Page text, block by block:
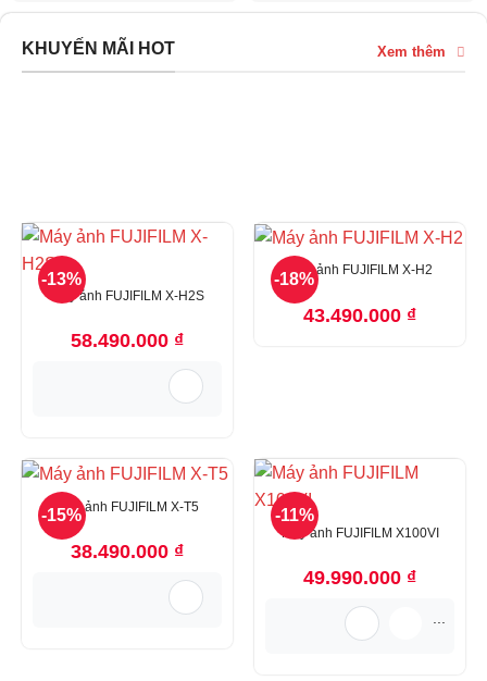
KHUYẾN MÃI HOT Xem thêm
-13%
Máy ảnh FUJIFILM X-H2S
58.490.000 ₫
-18%
Máy ảnh FUJIFILM X-H2
43.490.000 ₫
-15%
Máy ảnh FUJIFILM X-T5
38.490.000 ₫
-11%
Máy ảnh FUJIFILM X100VI
49.990.000 ₫